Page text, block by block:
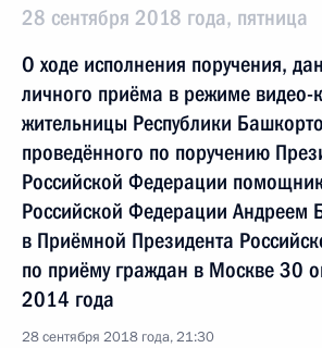
28 сентября 2018 года, пятница
О ходе исполнения поручения,
личного приёма в режиме видео-
жительницы Республики
проведённого по поручению
Российской Федерации
Российской Федерации Андреем
в Приёмной Президента
по приёму граждан в Москве 30
2014 года
28 сентября 2018 года, 21:30